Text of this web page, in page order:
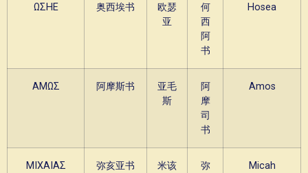
ΩΣΗΕ 奥西埃书
欧瑟
亚
何
西
阿
书
Hosea
ΑΜΩΣ 阿摩斯书
亚毛
斯
阿
摩
司
书
Amos
ΜΙΧΑΙΑΣ 弥亥亚书
米该
弥
Micah